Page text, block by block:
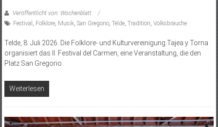
Veröffentlicht von: Wochenblatt
Festival , Folklore, Musik, San Gregorio, Telde, Tradition, Volksbräuche
Telde, 8. Juli 2026. Die Folklore- und Kulturvereinigung Tajea y Torna
organisiert das II. Festival del Carmen, eine Veranstaltung, die den
Platz San Gregorio
Weiterlesen